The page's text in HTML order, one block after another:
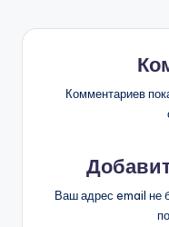
Комментариев
Ваш адрес email не